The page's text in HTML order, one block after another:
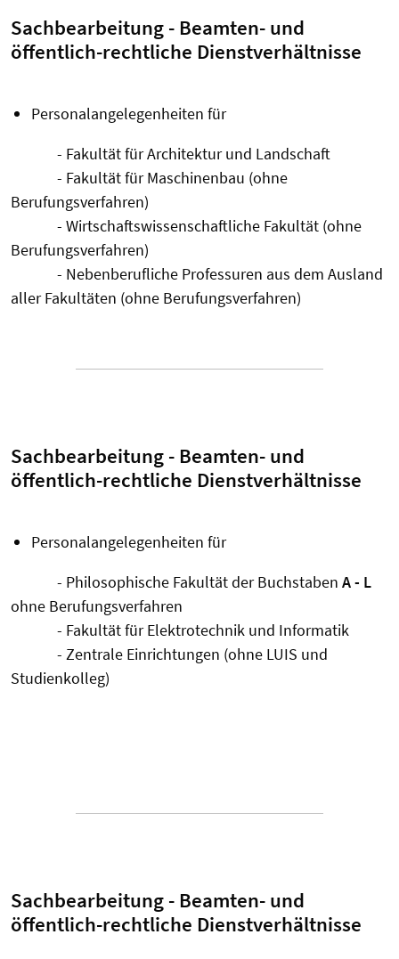
Sachbearbeitung - Beamten- und
öffentlich-rechtliche Dienstverhältnisse
Personalangelegenheiten für
- Fakultät für Architektur und Landschaft
- Fakultät für Maschinenbau (ohne
Berufungsverfahren)
- Wirtschaftswissenschaftliche Fakultät (ohne
Berufungsverfahren)
- Nebenberufliche Professuren aus dem Ausland
aller Fakultäten (ohne Berufungsverfahren)
Sachbearbeitung - Beamten- und
öffentlich-rechtliche Dienstverhältnisse
Personalangelegenheiten für
- Philosophische Fakultät der Buchstaben A - L
ohne Berufungsverfahren
- Fakultät für Elektrotechnik und Informatik
- Zentrale Einrichtungen (ohne LUIS und
Studienkolleg)
Sachbearbeitung - Beamten- und
öffentlich-rechtliche Dienstverhältnisse